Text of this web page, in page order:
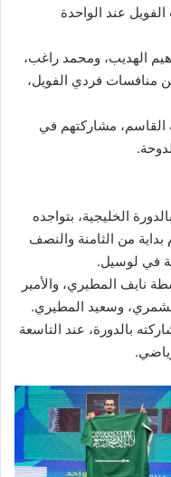
عند الواحدة
الهديب، ومحمد راغب،
منافسات فردي الفويل،
القاسم، مشاركتهم في
الخليجية، بتواجده
من الثامنة والنصف
في لوسيل.
نايف المطيري، والأمير
وسعيد المطيري.
بالدورة، عند التاسعة